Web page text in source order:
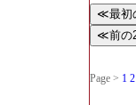
Page > 1 2